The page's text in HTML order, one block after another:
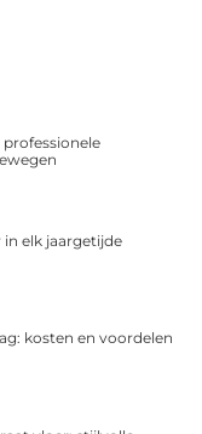
professionele
elk jaargetijde
kosten en voordelen